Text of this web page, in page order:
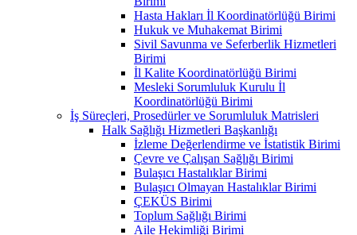
Hasta Hakları İl Koordinatörlüğü Birimi
Hukuk ve Muhakemat Birimi
Sivil Savunma ve Seferberlik Hizmetleri
Birimi
İl Kalite Koordinatörlüğü Birimi
Mesleki Sorumluluk Kurulu İl
Koordinatörlüğü Birimi
İş Süreçleri, Prosedürler ve Sorumluluk Matrisleri
Halk Sağlığı Hizmetleri Başkanlığı
İzleme Değerlendirme ve İstatistik Birimi
Çevre ve Çalışan Sağlığı Birimi
Bulaşıcı Hastalıklar Birimi
Bulaşıcı Olmayan Hastalıklar Birimi
ÇEKÜS Birimi
Toplum Sağlığı Birimi
Aile Hekimliği Birimi